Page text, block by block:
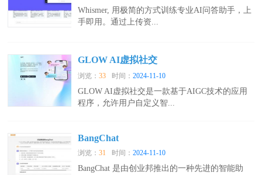
Whismer, 用极简的方式训练专业AI问答助手，上
手即用。通过上传资...
GLOW AI虚拟社交
浏览：33 时间：2024-11-10
GLOW AI虚拟社交是一款基于AIGC技术的应用
程序，允许用户自定义智...
BangChat
浏览：31 时间：2024-11-10
BangChat 是由创业邦推出的一种先进的智能助